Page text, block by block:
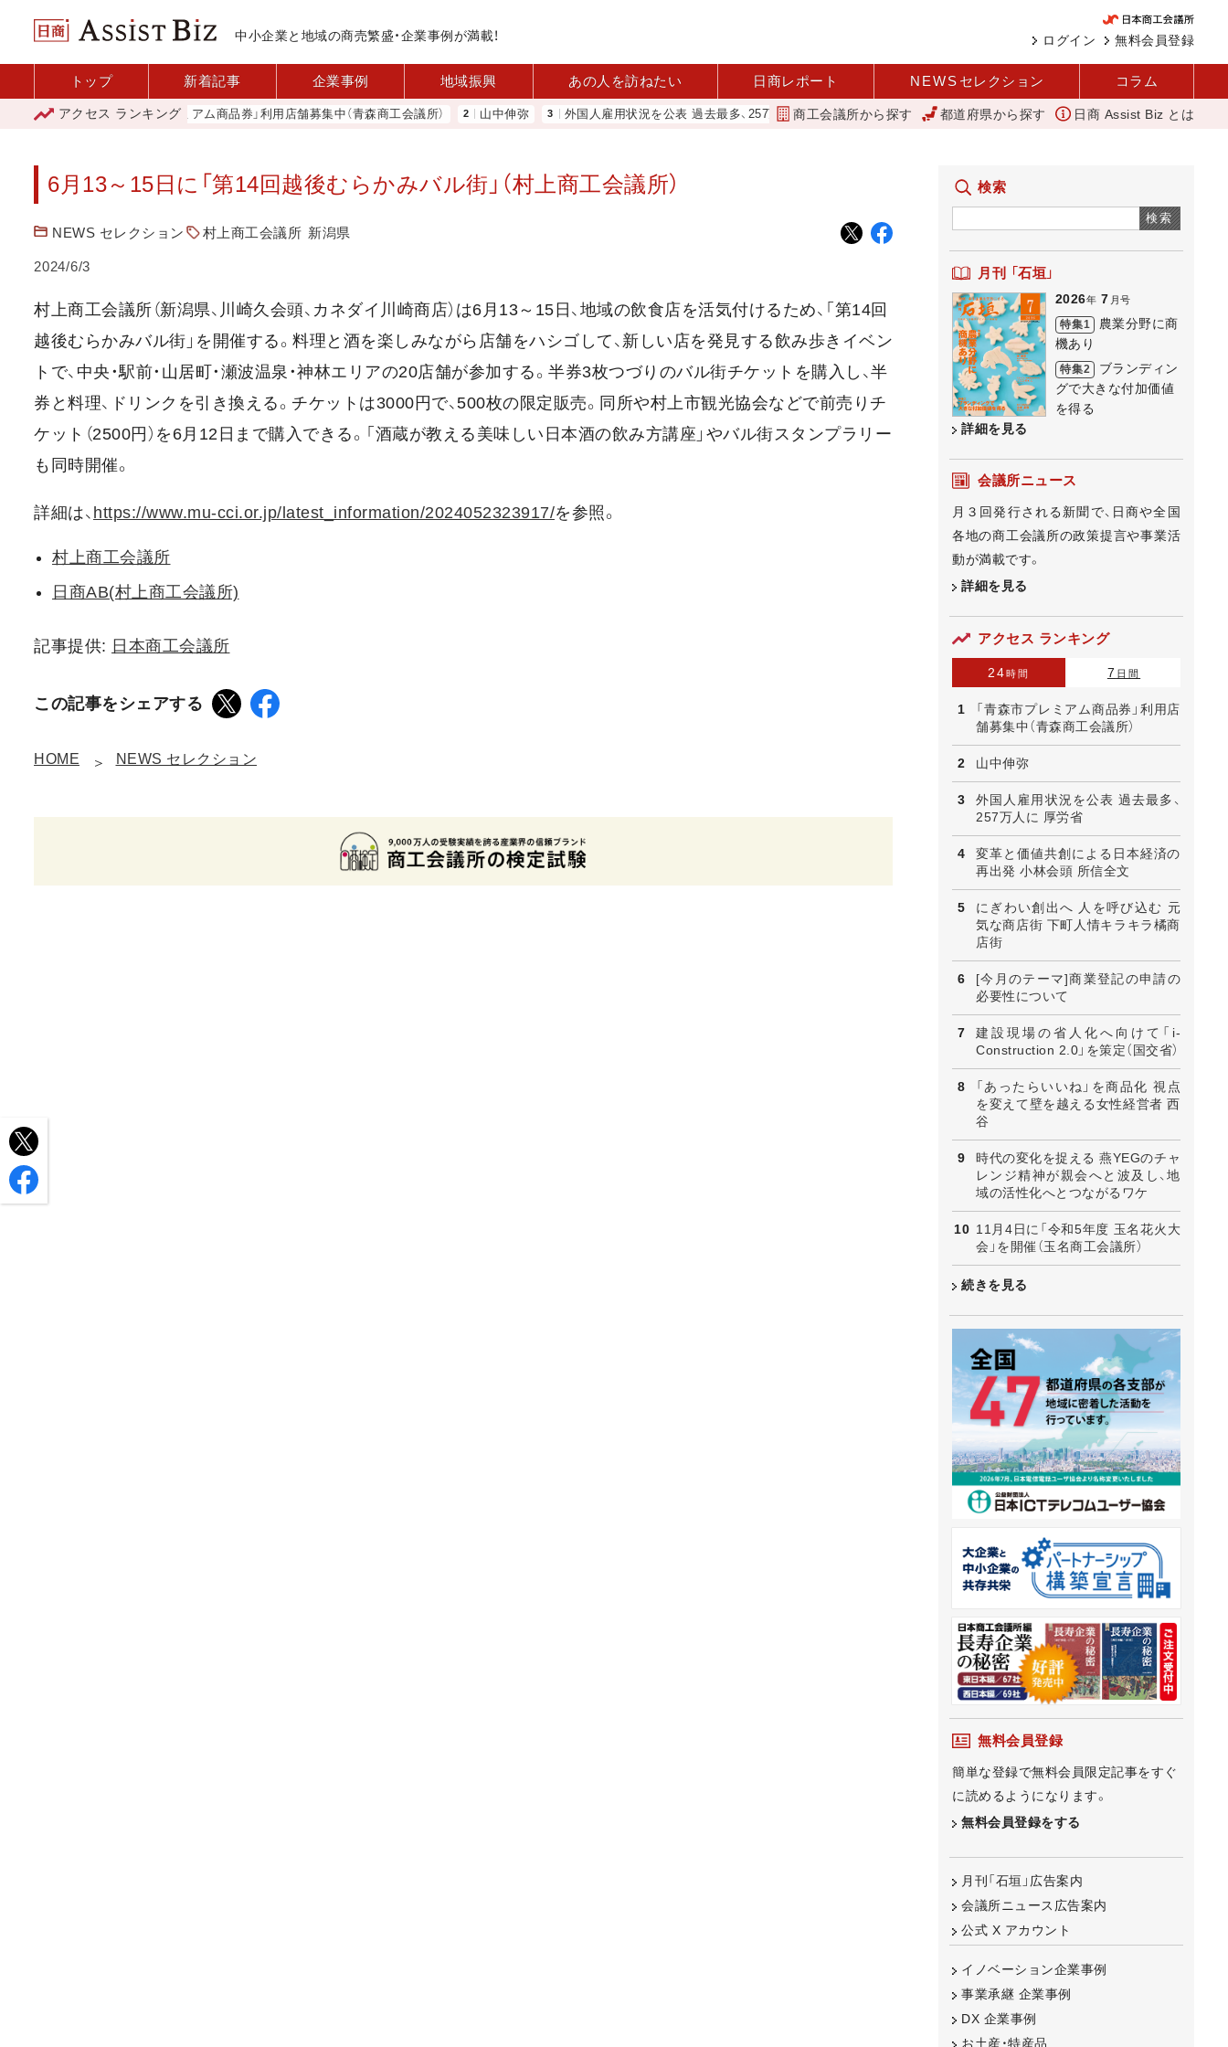
中小企業と地域の商売繁盛・企業事例が満載！ 無料会員登録
ログイン
トップ 新着記事 企業事例 地域振興 あの人を訪ねたい 日商レポート NEWS セレクション コラム
アクセス ランキング
「青森市プレミアム商品券」利用店舗募集中（青森商工会議所） 山中伸弥 外国人雇用状況を公表 過去最多、257万人に 厚労省 変革と価値共創による日本経済の再出発 小林会頭 所信全文
商工会議所から探す 都道府県から探す 日商 Assist Biz とは
6月13～15日に「第14回越後むらかみバル街」（村上商工会議所）
NEWS セレクション 村上商工会議所 新潟県
2024/6/3
村上商工会議所（新潟県、川崎久会頭、カネダイ川崎商店）は6月13～15日、地域の飲食店を活気付けるため、「第14回
越後むらかみバル街」を開催する。料理と酒を楽しみながら店舗をハシゴして、新しい店を発見する飲み歩きイベン
トで、中央・駅前・山居町・瀬波温泉・神林エリアの20店舗が参加する。半券3枚つづりのバル街チケットを購入し、半
券と料理、ドリンクを引き換える。チケットは3000円で、500枚の限定販売。同所や村上市観光協会などで前売りチ
ケット（2500円）を6月12日まで購入できる。「酒蔵が教える美味しい日本酒の飲み方講座」やバル街スタンプラリー
も同時開催。
詳細は、 https://www.mu-cci.or.jp/latest_information/2024052323917/を参照。
村上商工会議所
日商AB(村上商工会議所)
記事提供: 日本商工会議所
この記事をシェアする
HOME NEWS セレクション
検索
検索
月刊 「石垣」
2026年 7 月号
特集1
農業分野に商
機あり
特集2
ブランディン
グで大きな付加価値
を得る
詳細を見る
会議所ニュース
月３回発行される新聞で、日商や全国
各地の商工会議所の政策提言や事業活
動が満載です。
詳細を見る
アクセス ランキング
24時間 7 日間
「青森市プレミアム商品券」利用店
舗募集中（青森商工会議所）
山中伸弥
外国人雇用状況を公表 過去最多、
257万人に 厚労省
変革と価値共創による日本経済の
再出発 小林会頭 所信全文
にぎわい創出へ 人を呼び込む 元
気な商店街 下町人情キラキラ橘商
店街
[今月のテーマ]商業登記の申請の
必要性について
建設現場の省人化へ向けて「i-
Construction 2.0」を策定（国交省）
「あったらいいね」を商品化 視点
を変えて壁を越える女性経営者 西
谷
時代の変化を捉える 燕YEGのチャ
レンジ精神が親会へと波及し、地
域の活性化へとつながるワケ
11月4日に「令和5年度 玉名花火大
会」を開催（玉名商工会議所）
続きを見る
無料会員登録
簡単な登録で無料会員限定記事をすぐ
に読めるようになります。
無料会員登録をする
月刊「石垣」広告案内
会議所ニュース広告案内
公式 X アカウント
イノベーション企業事例
事業承継 企業事例
DX 企業事例
お土産・特産品